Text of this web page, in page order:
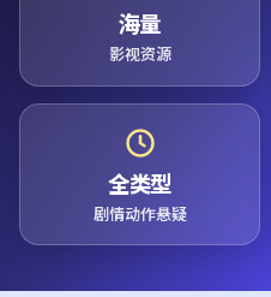
海量
影视资源
全类型
剧情动作悬疑